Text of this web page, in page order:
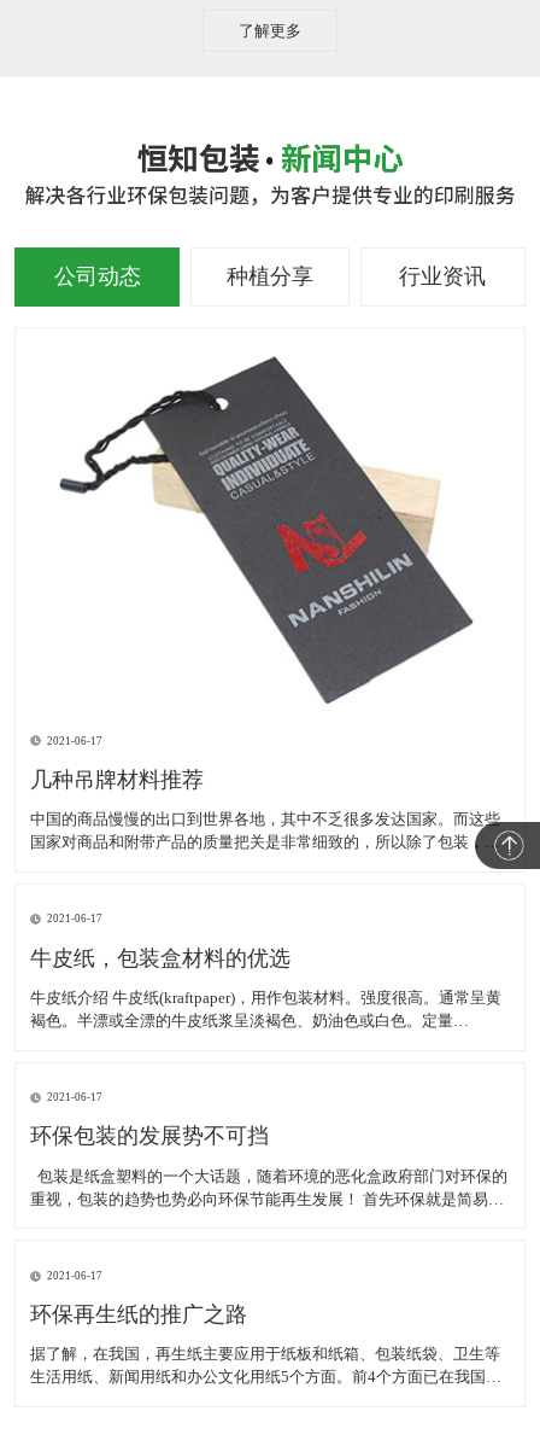
了解更多
公司动态 种植分享 行业资讯
2021-06-17
几种吊牌材料推荐
中国的商品慢慢的出口到世界各地，其中不乏很多发达国家。而这些
国家对商品和附带产品的质量把关是非常细致的，所以除了包装，吊
银 &
2021-06-17
牛皮纸，包装盒材料的优选
牛皮纸介绍 牛皮纸(kraftpaper)，用作包装材料。强度很高。通常呈黄
褐色。半漂或全漂的牛皮纸浆呈淡褐色、奶油色或白色。定量
经打浆，在长网造
2021-06-17
环保包装的发展势不可挡
包装是纸盒塑料的一个大话题，随着环境的恶化盒政府部门对环保的
重视，包装的趋势也势必向环保节能再生发展！ 首先环保就是简易包
包装印刷厂家，所
2021-06-17
环保再生纸的推广之路
据了解，在我国，再生纸主要应用于纸板和纸箱、包装纸袋、卫生等
生活用纸、新闻用纸和办公文化用纸5个方面。前4个方面已在我国得